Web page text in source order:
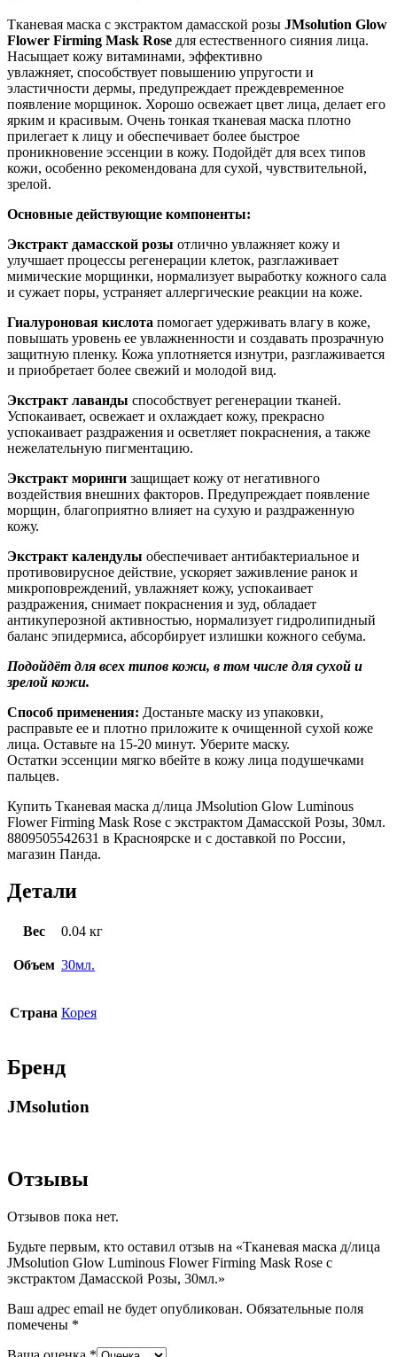
Тканевая маска с экстрактом дамасской розы JMsolution Glow
Flower Firming Mask Rose для естественного сияния лица.
Насыщает кожу витаминами, эффективно
увлажняет, способствует повышению упругости и
эластичности дермы, предупреждает преждевременное
появление морщинок. Хорошо освежает цвет лица, делает его
ярким и красивым. Очень тонкая тканевая маска плотно
прилегает к лицу и обеспечивает более быстрое
проникновение эссенции в кожу. Подойдёт для всех типов
кожи, особенно рекомендована для сухой, чувствительной,
зрелой.
Основные действующие компоненты:
Экстракт дамасской розы отлично увлажняет кожу и
улучшает процессы регенерации клеток, разглаживает
мимические морщинки, нормализует выработку кожного сала
и сужает поры, устраняет аллергические реакции на коже.
Гиалуроновая кислота помогает удерживать влагу в коже,
повышать уровень ее увлажненности и создавать прозрачную
защитную пленку. Кожа уплотняется изнутри, разглаживается
и приобретает более свежий и молодой вид.
Экстракт лаванды способствует регенерации тканей.
Успокаивает, освежает и охлаждает кожу, прекрасно
успокаивает раздражения и осветляет покраснения, а также
нежелательную пигментацию.
Экстракт моринги защищает кожу от негативного
воздействия внешних факторов. Предупреждает появление
морщин, благоприятно влияет на сухую и раздраженную
кожу.
Экстракт календулы обеспечивает антибактериальное и
противовирусное действие, ускоряет заживление ранок и
микроповреждений, увлажняет кожу, успокаивает
раздражения, снимает покраснения и зуд, обладает
антикуперозной активностью, нормализует гидролипидный
баланс эпидермиса, абсорбирует излишки кожного себума.
Подойдёт для всех типов кожи, в том числе для сухой и
зрелой кожи.
Способ применения: Достаньте маску из упаковки,
расправьте ее и плотно приложите к очищенной сухой коже
лица. Оставьте на 15-20 минут. Уберите маску.
Остатки эссенции мягко вбейте в кожу лица подушечками
пальцев.
Купить Тканевая маска д/лица JMsolution Glow Luminous
Flower Firming Mask Rose с экстрактом Дамасской Розы, 30мл.
8809505542631 в Красноярске и с доставкой по России,
магазин Панда.
Детали
Вес 0.04 кг
Объем 30мл.
Страна Корея
Бренд
JMsolution
Отзывы
Отзывов пока нет.
Будьте первым, кто оставил отзыв на «Тканевая маска д/лица
JMsolution Glow Luminous Flower Firming Mask Rose с
экстрактом Дамасской Розы, 30мл.»
Ваш адрес email не будет опубликован. Обязательные поля
помечены *